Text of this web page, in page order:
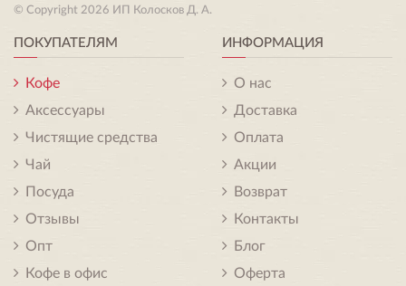
© Copyright 2026 ИП Колосков Д. А.
ПОКУПАТЕЛЯМ
Кофе
Аксессуары
Чистящие средства
Чай
Посуда
Отзывы
Опт
Кофе в офис
ИНФОРМАЦИЯ
О нас
Доставка
Оплата
Акции
Возврат
Контакты
Блог
Оферта